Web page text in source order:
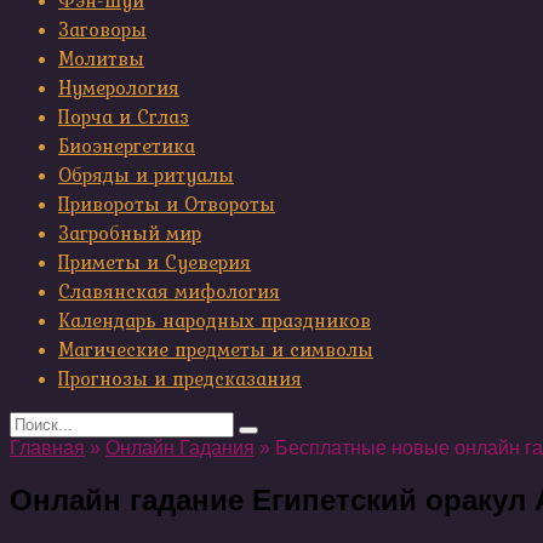
Заговоры
Молитвы
Нумерология
Порча и Сглаз
Биоэнергетика
Обряды и ритуалы
Привороты и Отвороты
Загробный мир
Приметы и Суеверия
Славянская мифология
Календарь народных праздников
Магические предметы и символы
Прогнозы и предсказания
Search
for:
Главная » Онлайн Гадания » Бесплатные новые онлайн
Онлайн гадание Египетский оракул